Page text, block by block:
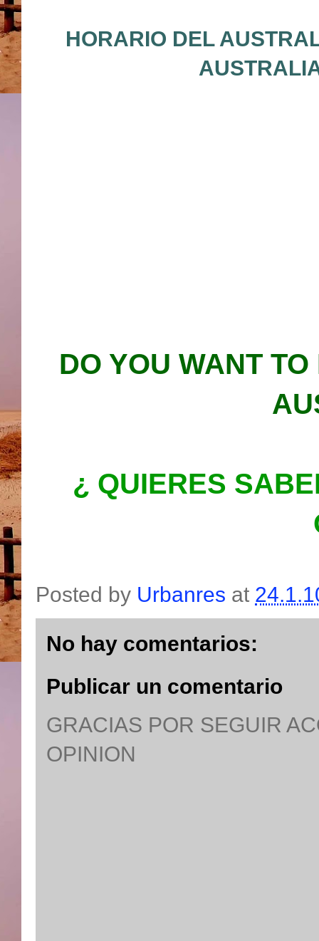
HORARIO DEL
DO YOU WANT
¿ QUIERES
Posted by Urbanres at
No hay comentarios:
Publicar un comentario
GRACIAS POR SEGUIR
OPINION